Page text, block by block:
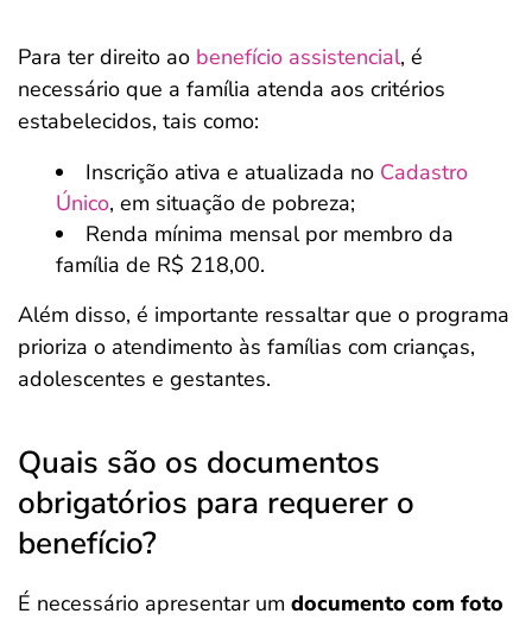
Para ter direito ao benefício assistencial, é
necessário que a família atenda aos critérios
estabelecidos, tais como:
Inscrição ativa e atualizada no Cadastro
Único, em situação de pobreza;
Renda mínima mensal por membro da
família de R$ 218,00.
Além disso, é importante ressaltar que o programa
prioriza o atendimento às famílias com crianças,
adolescentes e gestantes.
Quais são os documentos
obrigatórios para requerer o
benefício?
É necessário apresentar um documento com foto